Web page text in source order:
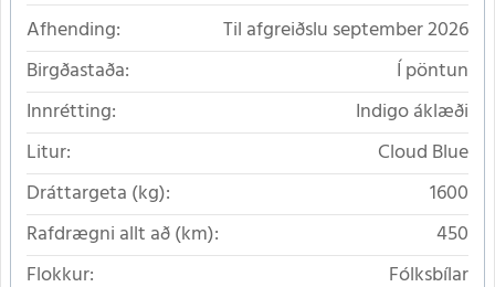
Afhending:
Til afgreiðslu september 2026
Birgðastaða:
Í pöntun
Innrétting:
Indigo áklæði
Litur:
Cloud Blue
Dráttargeta (kg):
1600
Rafdrægni allt að (km):
450
Flokkur:
Fólksbílar